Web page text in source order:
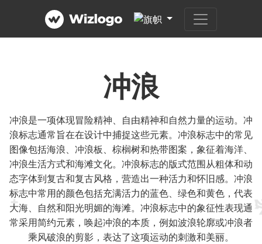
冲浪
冲浪是一项体现冒险精神、自由精神和自然力量的运动。冲
浪标志通常旨在在设计中捕捉这些元素。冲浪标志中的常见
图像包括海浪、冲浪板、棕榈树和热带图案，象征着海洋、
冲浪生活方式和海滩文化。冲浪标志的版式范围从粗体和动
态字体到复古和复古风格，营造出一种活力和怀旧感。冲浪
标志中常用的颜色包括充满活力的蓝色、绿色和黄色，代表
大海、自然和阳光明媚的海滩。冲浪标志中的象征性表现通
常采用简约元素，唤起冲浪的本质，例如波浪轮廓或冲浪者
乘风破浪的剪影，表达了这项运动的刺激和美丽。